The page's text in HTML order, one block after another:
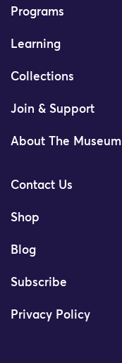
Programs
Learning
Collections
Join & Support
About The Museum
Contact Us
Shop
Blog
Subscribe
Privacy Policy